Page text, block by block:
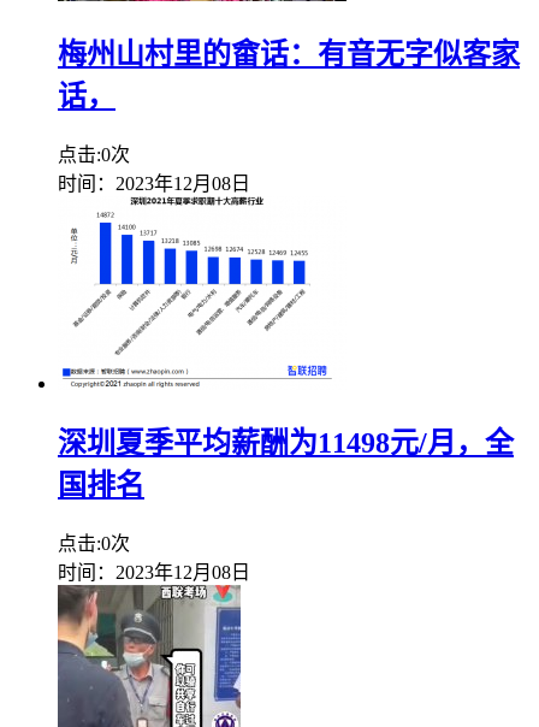
梅州山村里的畲话：有音无字似客家
话，
点击:0次
时间：2023年12月08日
深圳夏季平均薪酬为11498元/月，全
国排名
点击:0次
时间：2023年12月08日